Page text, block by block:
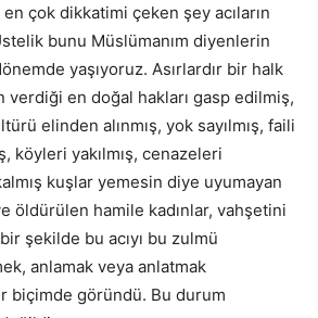
çok dikkatimi çeken şey acıların
bunu Müslümanım diyenlerin
yaşıyoruz. Asırlardır bir halk
verdiği en doğal hakları gasp edilmiş,
elinden alınmış, yok sayılmış, faili
köyleri yakılmış, cenazeleri
kuşlar yemesin diye uyumayan
öldürülen hamile kadınlar, vahşetini
şekilde bu acıyı bu zulmü
anlamak veya anlatmak
biçimde göründü. Bu durum